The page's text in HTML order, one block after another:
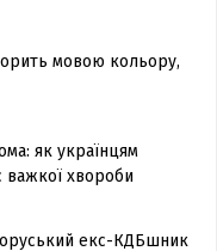
мовою кольору,
як українцям
важкої хвороби
екс-КДБшник